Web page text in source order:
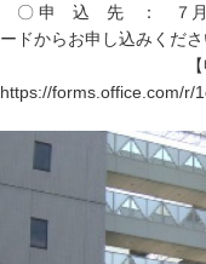
〇 申 込 先 ： ７月１
ードからお申し込みくださ
【申込先
https://forms.office.com/r/